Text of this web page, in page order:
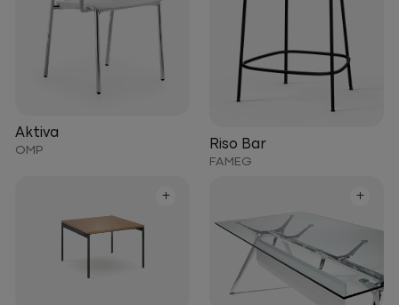
Riso Bar
FAMEG
Aktiva
OMP
+
+